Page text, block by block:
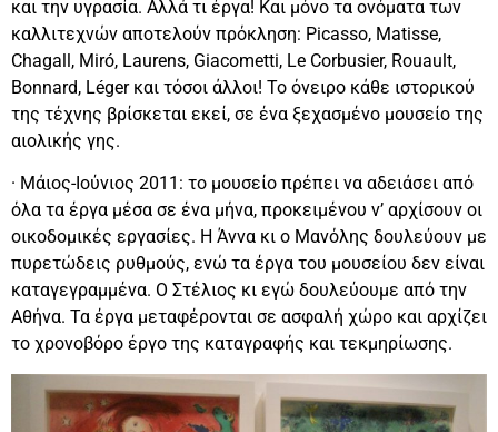
και την υγρασία. Αλλά τι έργα! Και μόνο τα ονόματα των
καλλιτεχνών αποτελούν πρόκληση: Picasso, Matisse,
Chagall, Miró, Laurens, Giacometti, Le Corbusier, Rouault,
Bonnard, Léger και τόσοι άλλοι! Το όνειρο κάθε ιστορικού
της τέχνης βρίσκεται εκεί, σε ένα ξεχασμένο μουσείο της
αιολικής γης.
· Μάιος-Ιούνιος 2011: το μουσείο πρέπει να αδειάσει από
όλα τα έργα μέσα σε ένα μήνα, προκειμένου ν’ αρχίσουν οι
οικοδομικές εργασίες. Η Άννα κι ο Μανόλης δουλεύουν με
πυρετώδεις ρυθμούς, ενώ τα έργα του μουσείου δεν είναι
καταγεγραμμένα. Ο Στέλιος κι εγώ δουλεύουμε από την
Αθήνα. Τα έργα μεταφέρονται σε ασφαλή χώρο και αρχίζει
το χρονοβόρο έργο της καταγραφής και τεκμηρίωσης.